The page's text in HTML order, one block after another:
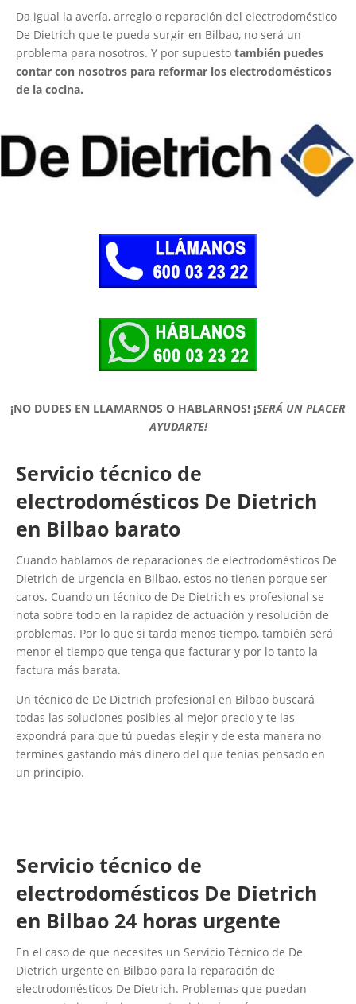
Da igual la avería, arreglo o reparación del electrodoméstico
De Dietrich que te pueda surgir en Bilbao, no será un
problema para nosotros. Y por supuesto también puedes
contar con nosotros para reformar los electrodomésticos
de la cocina.
¡NO DUDES EN LLAMARNOS O HABLARNOS! ¡SERÁ UN PLACER
AYUDARTE!
Servicio técnico de
electrodomésticos De Dietrich
en Bilbao barato
Cuando hablamos de reparaciones de electrodomésticos De
Dietrich de urgencia en Bilbao, estos no tienen porque ser
caros. Cuando un técnico de De Dietrich es profesional se
nota sobre todo en la rapidez de actuación y resolución de
problemas. Por lo que si tarda menos tiempo, también será
menor el tiempo que tenga que facturar y por lo tanto la
factura más barata.
Un técnico de De Dietrich profesional en Bilbao buscará
todas las soluciones posibles al mejor precio y te las
expondrá para que tú puedas elegir y de esta manera no
termines gastando más dinero del que tenías pensado en
un principio.
Servicio técnico de
electrodomésticos De Dietrich
en Bilbao 24 horas urgente
En el caso de que necesites un Servicio Técnico de De
Dietrich urgente en Bilbao para la reparación de
electrodomésticos De Dietrich. Problemas que puedan